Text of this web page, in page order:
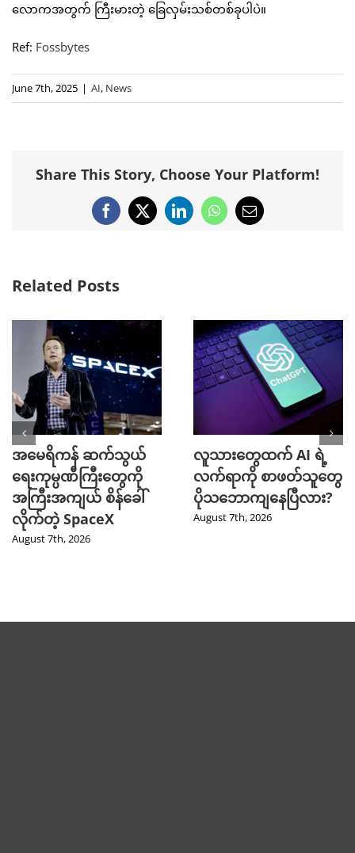
လောကအတွက် ကြီးမားတဲ့ ခြေလှမ်းသစ်တစ်ခုပါပဲ။
Ref: Fossbytes
June 7th, 2025 | AI, News
Share This Story, Choose Your Platform!
Facebook
X LinkedInWhatsApp
Email
Related Posts
အမေရိကန် ဆက်သွယ်
ရေးကုမ္ပဏီကြီးတွေကို
အကြီးအကျယ် စိန်ခေါ်
လိုက်တဲ့ SpaceX
August 7th, 2026
လူသားတွေထက် AI ရဲ့
လက်ရာကို စာဖတ်သူတွေ
ပိုသဘောကျနေပြီလား?
August 7th, 2026